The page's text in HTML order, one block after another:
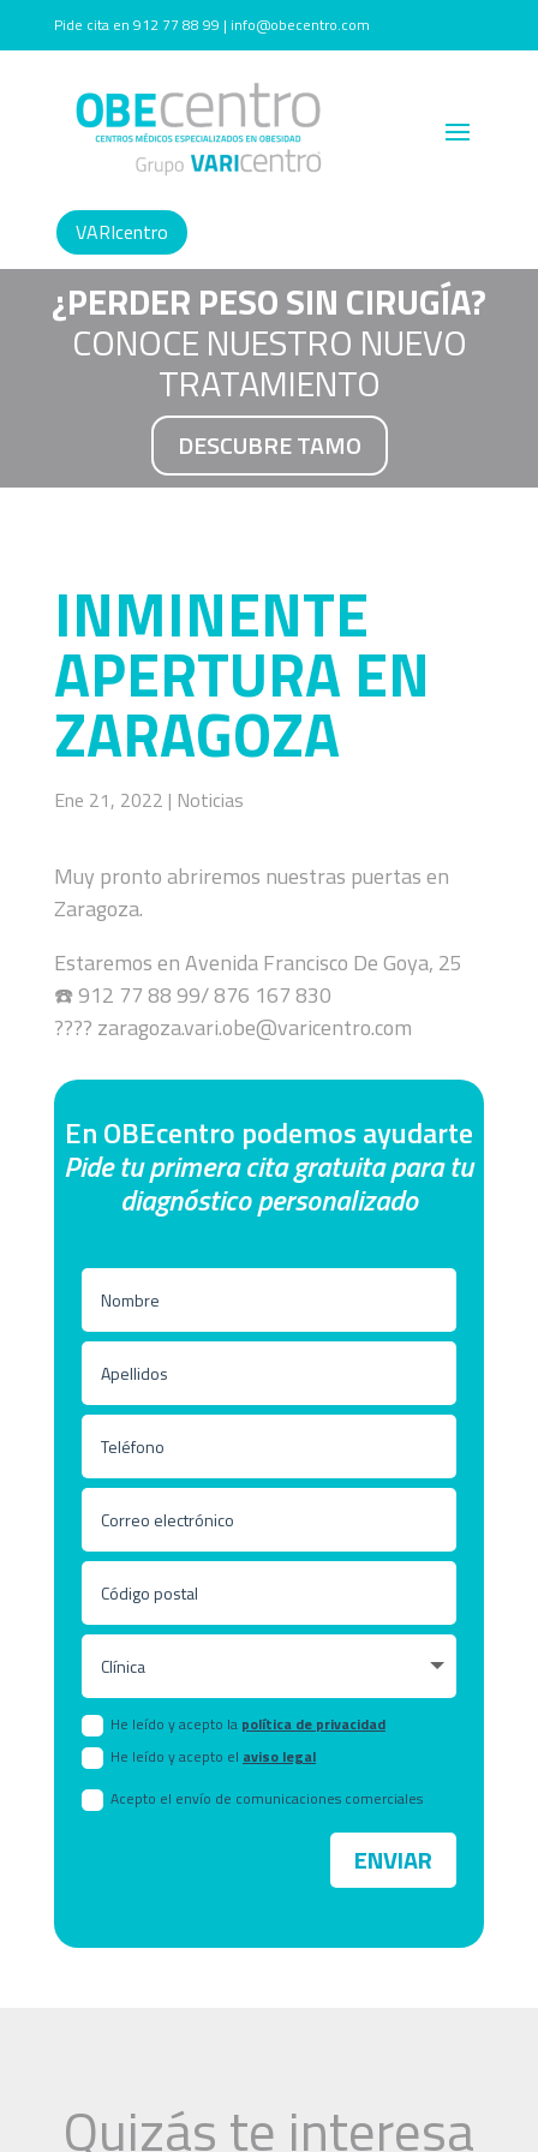
Pide cita en 912 77 88 99 | info@obecentro.com
VARIcentro
¿PERDER PESO SIN CIRUGÍA?
CONOCE NUESTRO NUEVO
TRATAMIENTO
DESCUBRE TAMO
INMINENTE
APERTURA EN
ZARAGOZA
Ene 21, 2022 | Noticias
Muy pronto abriremos nuestras puertas en
Zaragoza.
Estaremos en Avenida Francisco De Goya, 25
☎️912 77 88 99/ 876 167 830
???? zaragoza.vari.obe@varicentro.com
En OBEcentro podemos ayudarte
Pide tu primera cita gratuita para tu
diagnóstico personalizado
He leído y acepto la política de privacidad
He leído y acepto el aviso legal
Acepto el envío de comunicaciones comerciales
ENVIAR
Quizás te interesa